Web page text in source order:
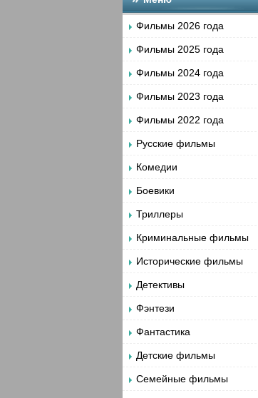
Фильмы 2026 года
Фильмы 2025 года
Фильмы 2024 года
Фильмы 2023 года
Фильмы 2022 года
Русские фильмы
Комедии
Боевики
Триллеры
Криминальные фильмы
Исторические фильмы
Детективы
Фэнтези
Фантастика
Детские фильмы
Семейные фильмы